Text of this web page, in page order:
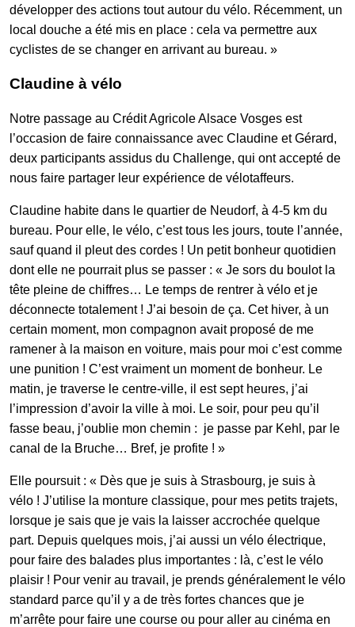
développer des actions tout autour du vélo. Récemment, un
local douche a été mis en place : cela va permettre aux
cyclistes de se changer en arrivant au bureau. »
Claudine à vélo
Notre passage au Crédit Agricole Alsace Vosges est
l’occasion de faire connaissance avec Claudine et Gérard,
deux participants assidus du Challenge, qui ont accepté de
nous faire partager leur expérience de vélotaffeurs.
Claudine habite dans le quartier de Neudorf, à 4-5 km du
bureau. Pour elle, le vélo, c’est tous les jours, toute l’année,
sauf quand il pleut des cordes ! Un petit bonheur quotidien
dont elle ne pourrait plus se passer : « Je sors du boulot la
tête pleine de chiffres… Le temps de rentrer à vélo et je
déconnecte totalement ! J’ai besoin de ça. Cet hiver, à un
certain moment, mon compagnon avait proposé de me
ramener à la maison en voiture, mais pour moi c’est comme
une punition ! C’est vraiment un moment de bonheur. Le
matin, je traverse le centre-ville, il est sept heures, j’ai
l’impression d’avoir la ville à moi. Le soir, pour peu qu’il
fasse beau, j’oublie mon chemin : je passe par Kehl, par le
canal de la Bruche… Bref, je profite ! »
Elle poursuit : « Dès que je suis à Strasbourg, je suis à
vélo ! J’utilise la monture classique, pour mes petits trajets,
lorsque je sais que je vais la laisser accrochée quelque
part. Depuis quelques mois, j’ai aussi un vélo électrique,
pour faire des balades plus importantes : là, c’est le vélo
plaisir ! Pour venir au travail, je prends généralement le vélo
standard parce qu’il y a de très fortes chances que je
m’arrête pour faire une course ou pour aller au cinéma en